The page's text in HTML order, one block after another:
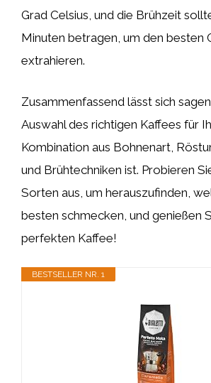
Grad Celsius, und die Brühzeit
Minuten betragen, um den besten
extrahieren.
Zusammenfassend lässt sich
Auswahl des richtigen Kaffees für
Kombination aus Bohnenart,
und Brühtechniken ist. Probieren
Sorten aus, um herauszufinden,
besten schmecken, und genießen
perfekten Kaffee!
BESTSELLER NR. 1